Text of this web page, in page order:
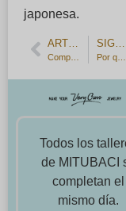
japonesa.
Todos los
de MITUBACI
completan el
mismo día.